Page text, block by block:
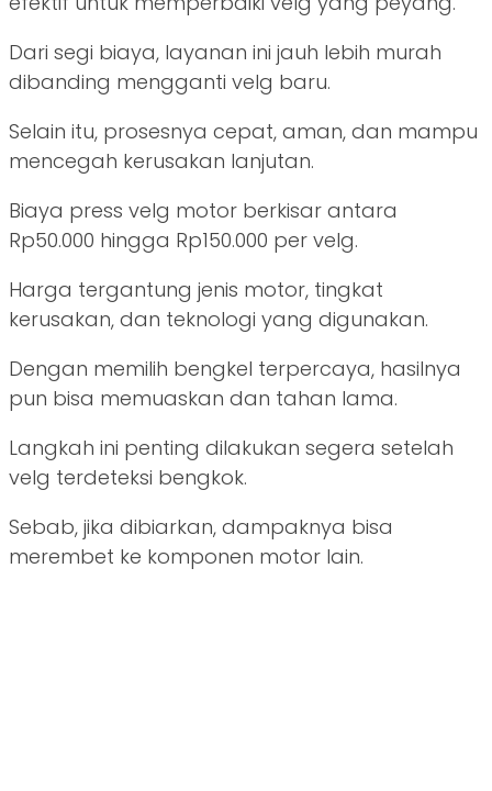
Dari segi biaya, layanan ini jauh lebih murah
dibanding mengganti velg baru.
Selain itu, prosesnya cepat, aman, dan mampu
mencegah kerusakan lanjutan.
Biaya press velg motor berkisar antara
Rp50.000 hingga Rp150.000 per velg.
Harga tergantung jenis motor, tingkat
kerusakan, dan teknologi yang digunakan.
Dengan memilih bengkel terpercaya, hasilnya
pun bisa memuaskan dan tahan lama.
Langkah ini penting dilakukan segera setelah
velg terdeteksi bengkok.
Sebab, jika dibiarkan, dampaknya bisa
merembet ke komponen motor lain.